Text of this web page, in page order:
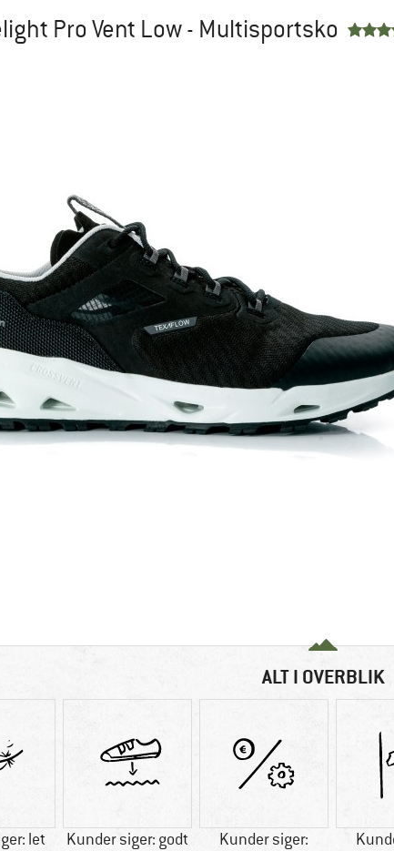
Pro Vent Low - Multisportsko
ALT I OVERBLIK
let
Kunder siger: godt
Kunder siger: